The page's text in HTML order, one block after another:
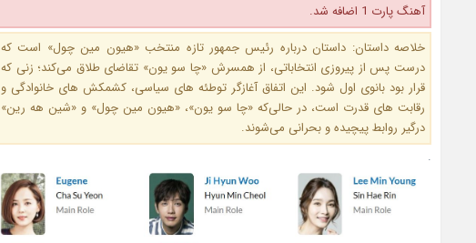
آهنگ پارت 1 اضافه شد.
خلاصه داستان: داستان درباره رئیس‌ جمهور تازه‌ منتخب «هیون مین چول» است که
درست پس از پیروزی انتخاباتی، از همسرش «چا سو یون» تقاضای طلاق می‌کند؛ زنی که
قرار بود بانوی اول شود. این اتفاق آغازگر توطئه‌ های سیاسی، کشمکش‌ های خانوادگی و
رقابت‌ های قدرت است، در حالی‌که «چا سو یون»، «هیون مین چول» و «شین هه رین»
درگیر روابط پیچیده و بحرانی می‌شوند.
.